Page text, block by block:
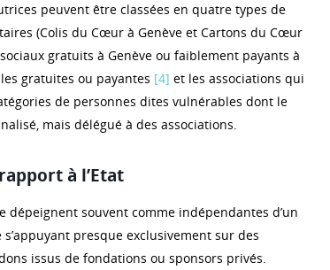
peuvent être classées en quatre types de
(Colis du Cœur à Genève et Cartons du Cœur
gratuits à Genève ou faiblement payants à
gratuites ou payantes [4] et les associations qui
de personnes dites vulnérables dont le
mais délégué à des associations.
à l’Etat
dépeignent souvent comme indépendantes d’un
presque exclusivement sur des
issus de fondations ou sponsors privés.